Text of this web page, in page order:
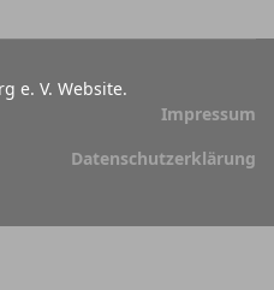
e. V. Website.
Impressum
Datenschutzerklärung